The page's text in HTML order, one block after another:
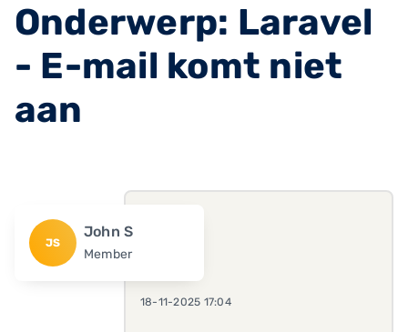
Onderwerp: Laravel
- E-mail komt niet
aan
JS
John S
Member
18-11-2025 17:04